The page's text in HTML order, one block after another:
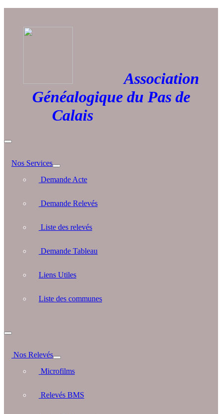
Association
Généalogique du Pas de
Calais
Nos Services
Demande Acte
Demande Relevés
Liste des relevés
Demande Tableau
Liens Utiles
Liste des communes
Nos Relevés
Microfilms
Relevés BMS